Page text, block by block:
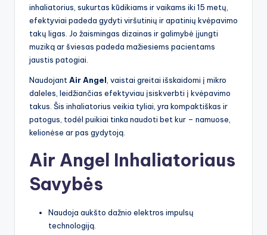
inhaliatorius, sukurtas kūdikiams ir vaikams iki 15 metų,
efektyviai padeda gydyti viršutinių ir apatinių kvėpavimo
takų ligas. Jo žaismingas dizainas ir galimybė įjungti
muziką ar šviesas padeda mažiesiems pacientams
jaustis patogiai.
Naudojant Air Angel , vaistai greitai išskaidomi į mikro
daleles, leidžiančias efektyviau įsiskverbti į kvėpavimo
takus. Šis inhaliatorius veikia tyliai, yra kompaktiškas ir
patogus, todėl puikiai tinka naudoti bet kur – namuose,
kelionėse ar pas gydytoją.
Air Angel Inhaliatoriaus
Savybės
Naudoja aukšto dažnio elektros impulsų
technologiją.